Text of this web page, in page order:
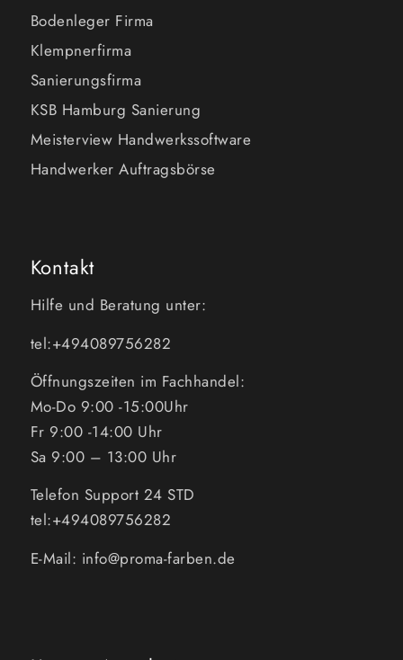
Bodenleger Firma
Klempnerfirma
Sanierungsfirma
KSB Hamburg Sanierung
Meisterview Handwerkssoftware
Handwerker Auftragsbörse
Kontakt
Hilfe und Beratung unter:
tel:+494089756282
Öffnungszeiten im Fachhandel:
Mo-Do 9:00 -15:00Uhr
Fr 9:00 -14:00 Uhr
Sa 9:00 – 13:00 Uhr
Telefon Support 24 STD
tel:+494089756282
E-Mail: info@proma-farben.de